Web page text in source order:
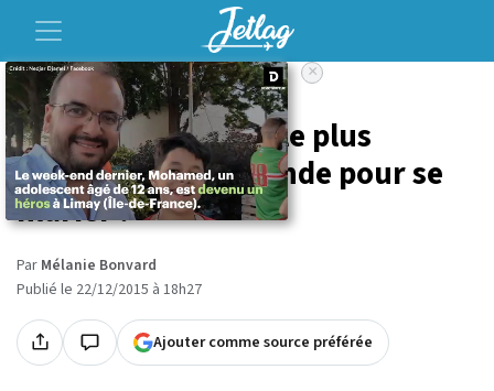
Accueil Voyage
On a trouvé le lieu le plus
romantique au monde pour se
marier !
Par Mélanie Bonvard
Publié le 22/12/2015 à 18h27
Ajouter comme source préférée
×